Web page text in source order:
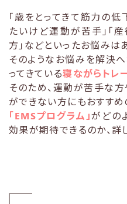
「歳をとってきて筋力の低
たいけど運動が苦手」「
方」などといったお悩みは
そのようなお悩みを解決へ
ってきている寝ながらトレ
そのため、運動が苦手な
ができない方にもおすすめ
「EMSプログラム」がどの
効果が期待できるのか、詳